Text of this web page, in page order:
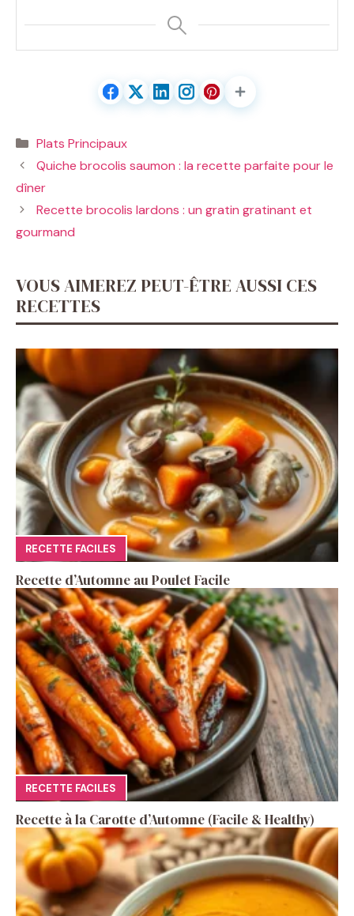
Catégories
Plats Principaux
Quiche brocolis saumon : la recette parfaite pour le
dîner
Recette brocolis lardons : un gratin gratinant et
gourmand
VOUS AIMEREZ PEUT-ÊTRE AUSSI CES
RECETTES
RECETTE FACILES
Recette d’Automne au Poulet Facile
RECETTE FACILES
Recette à la Carotte d’Automne (Facile & Healthy)